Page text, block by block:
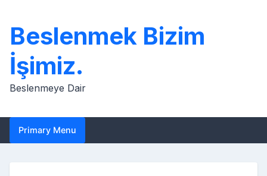
content
Beslenmek Bizim
İşimiz.
Beslenmeye Dair
Primary Menu